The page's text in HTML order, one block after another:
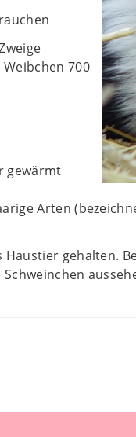
700
gewärmt
Arten
gehalten.